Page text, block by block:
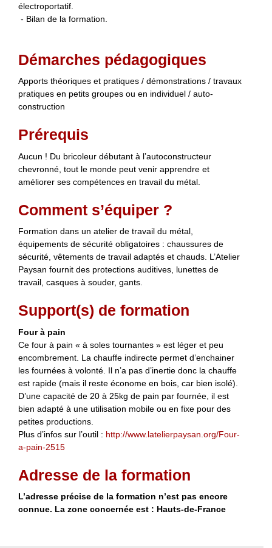
électroportatif.
- Bilan de la formation.
Démarches pédagogiques
Apports théoriques et pratiques / démonstrations / travaux
pratiques en petits groupes ou en individuel / auto-
construction
Prérequis
Aucun ! Du bricoleur débutant à l’autoconstructeur
chevronné, tout le monde peut venir apprendre et
améliorer ses compétences en travail du métal.
Comment s’équiper ?
Formation dans un atelier de travail du métal,
équipements de sécurité obligatoires : chaussures de
sécurité, vêtements de travail adaptés et chauds. L’Atelier
Paysan fournit des protections auditives, lunettes de
travail, casques à souder, gants.
Support(s) de formation
Four à pain
Ce four à pain « à soles tournantes » est léger et peu
encombrement. La chauffe indirecte permet d’enchainer
les fournées à volonté. Il n’a pas d’inertie donc la chauffe
est rapide (mais il reste économe en bois, car bien isolé).
D’une capacité de 20 à 25kg de pain par fournée, il est
bien adapté à une utilisation mobile ou en fixe pour des
petites productions.
Plus d’infos sur l’outil : http://www.latelierpaysan.org/Four-
a-pain-2515
Adresse de la formation
L’adresse précise de la formation n’est pas encore
connue. La zone concernée est : Hauts-de-France